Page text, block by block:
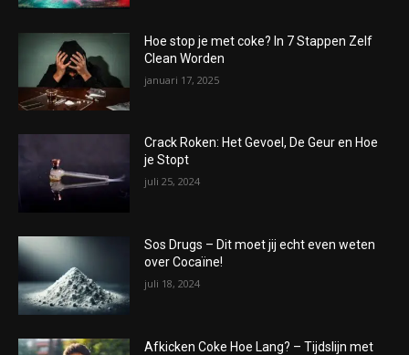
Hoe stop je met coke? In 7 Stappen Zelf
Clean Worden
januari 17, 2025
Crack Roken: Het Gevoel, De Geur en Hoe
je Stopt
juli 25, 2024
Sos Drugs – Dit moet jij echt even weten
over Cocaïne!
juli 18, 2024
Afkicken Coke Hoe Lang? – Tijdslijn met